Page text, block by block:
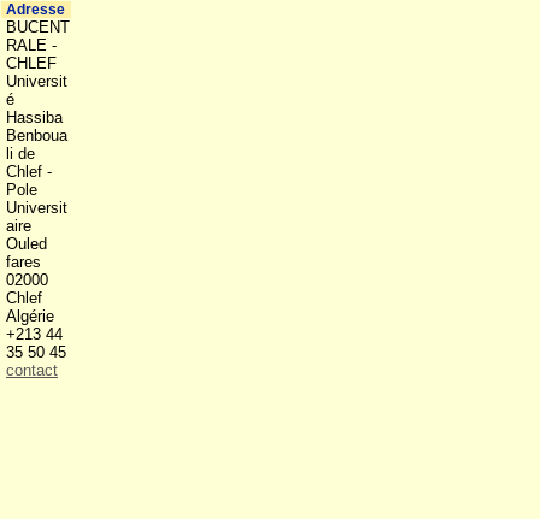
Adresse
BUCENT
RALE -
CHLEF
Universit
é
Hassiba
Benboua
li de
Chlef -
Pole
Universit
aire
Ouled
fares
02000
Chlef
Algérie
+213 44
35 50 45
contact